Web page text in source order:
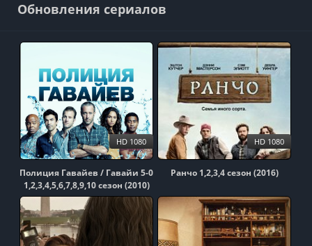
Обновления сериалов
Полиция Гавайев / Гавайи 5-0
1,2,3,4,5,6,7,8,9,10 сезон (2010)
HD 1080
Ранчо 1,2,3,4 сезон (2016)
HD 1080